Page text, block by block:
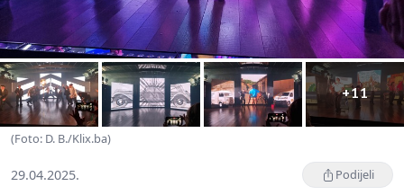
+11
(Foto: D. B./Klix.ba)
29.04.2025. Podijeli